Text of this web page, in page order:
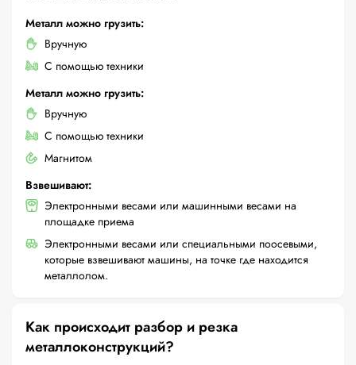
Металл можно грузить:
Вручную
С помощью техники
Металл можно грузить:
Вручную
С помощью техники
Магнитом
Взвешивают:
Электронными весами или машинными весами на
площадке приема
Электронными весами или специальными поосевыми,
которые взвешивают машины, на точке где находится
металлолом.
Как происходит разбор и резка
металлоконструкций?